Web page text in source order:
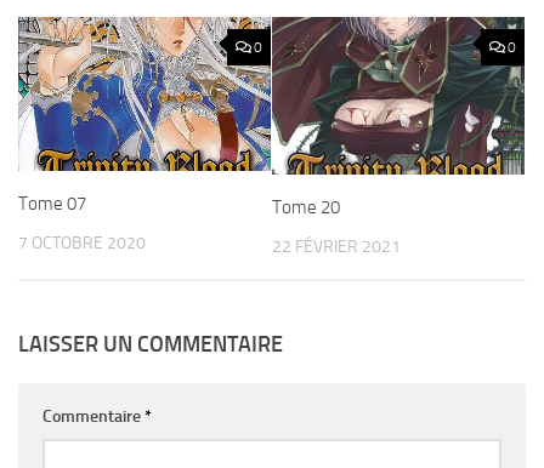
0
Tome 07
7 OCTOBRE 2020
0
Tome 20
22 FÉVRIER 2021
LAISSER UN COMMENTAIRE
Commentaire*